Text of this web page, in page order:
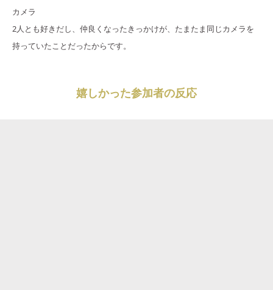
カメラ
2人とも好きだし、仲良くなったきっかけが、たまたま同じカメラを
持っていたことだったからです。
嬉しかった参加者の反応